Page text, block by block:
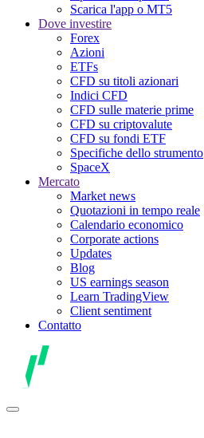
Scarica l'app o MT5
Dove investire
Forex
Azioni
ETFs
CFD su titoli azionari
Indici CFD
CFD sulle materie prime
CFD su criptovalute
CFD su fondi ETF
Specifiche dello strumento
SpaceX
Mercato
Market news
Quotazioni in tempo reale
Calendario economico
Corporate actions
Updates
Blog
US earnings season
Learn TradingView
Client sentiment
Contatto